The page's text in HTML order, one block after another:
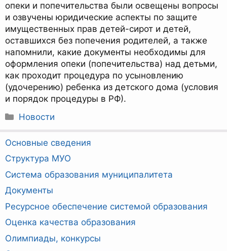
опеки и попечительства были освещены вопросы
и озвучены юридические аспекты по защите
имущественных прав детей-сирот и детей,
оставшихся без попечения родителей, а также
напомнили, какие документы необходимы для
оформления опеки (попечительства) над детьми,
как проходит процедура по усыновлению
(удочерению) ребенка из детского дома (условия
и порядок процедуры в РФ).
Рубрики
Новости
Основные сведения
Структура МУО
Система образования муниципалитета
Документы
Ресурсное обеспечение системой образования
Оценка качества образования
Олимпиады, конкурсы